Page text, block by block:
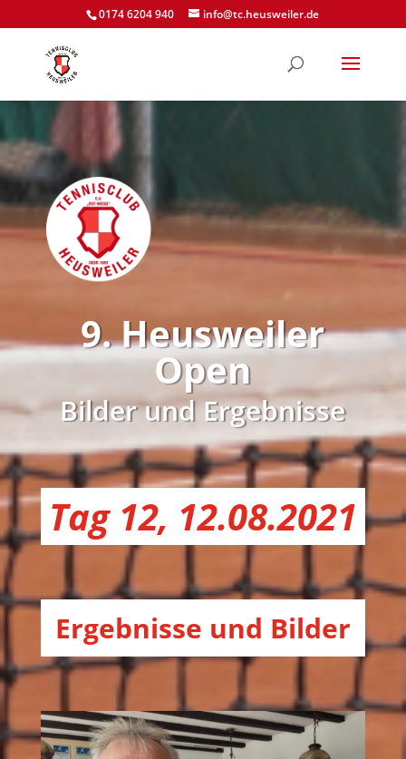
0174 6204 940 info@tc.heusweiler.de
9. Heusweiler
Open
Bilder und Ergebnisse
Tag 12, 12.08.2021
Ergebnisse und Bilder